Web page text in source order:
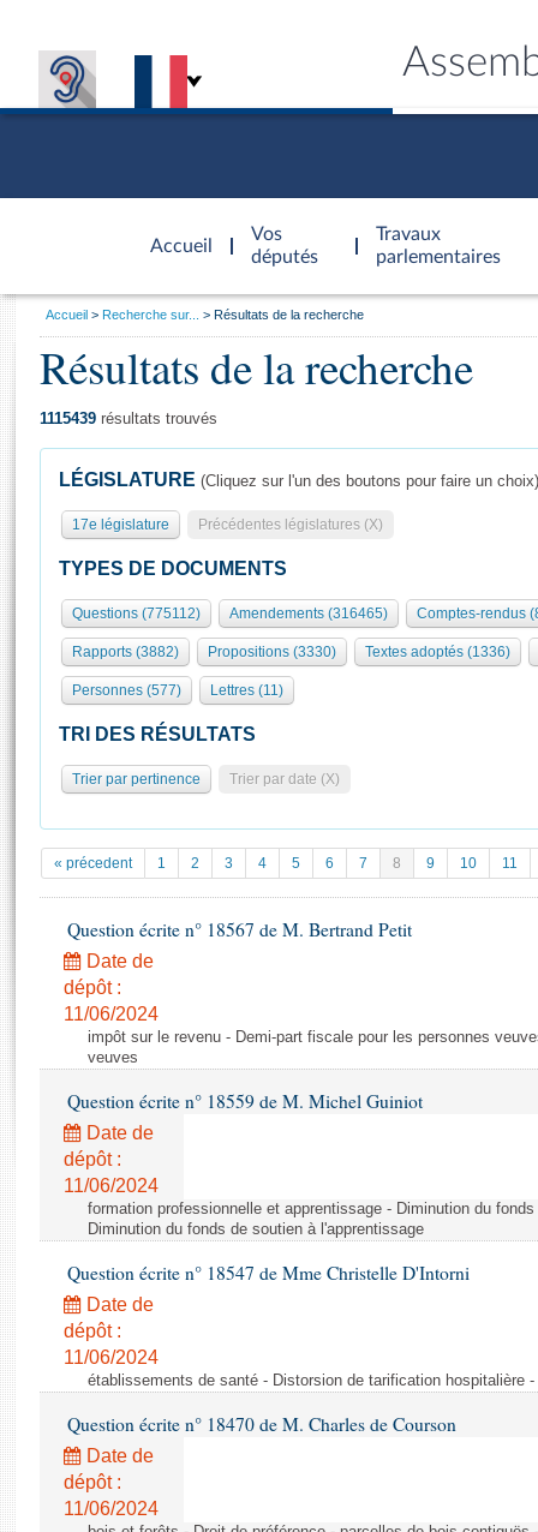
Accueil
d'accueil
Vos
députés
Travaux
parlementaires
Présidence
577 députés
Groupes politiques
Élections législatives
Séance publique
Commissions et autres organes
Europe et International
Contrôle et évaluation
Congrès
Pétitions
Documents parlementaires
Propositions de loi
Amendements
Textes adoptés
Rapports d'information
Rapports législatifs
Rapports sur l'application des lois
Baromètre de l’application des lois
Dossiers législatifs
Budget et sécurité sociale
Questions écrites et orales
Comptes rendus des débats
Général
Rôle et pouvoirs de l'Assemblée
Organisation de l'Assemblée
Présidence Conférence des Présidents Bureau Collège des
Statistiques et chiffres clés
Transparence et déontologie
Histoire
Juniors
Anciennes législatures
Liens vers les sites publics
Visiter l'Assemblée
Visite virtuelle du palais Bourbon
Assister à une séance
Accès des chercheurs à l’Assemblée
Les évènements
Les archives
Photos libres de droit
Vous
Accueil Recherche sur... Résultats de la recherche
Résultats de la recherche
1115439 résultats trouvés
LÉGISLATURE (Cliquez sur l'un des boutons pour faire un choix)
17e législature Précédentes législatures (X)
TYPES DE DOCUMENTS
Questions (775112) Amendements (316465) Comptes-rendus
Rapports (3882) Propositions (3330) Textes adoptés (1336)
Personnes (577) Lettres (11)
TRI DES RÉSULTATS
Trier par pertinence Trier par date (X)
« précedent 1 2 3 4 5 6 7 8 9 10 11
Question écrite n° 18567 de M. Bertrand Petit
Date de
dépôt :
11/06/2024
impôt sur le revenu - Demi-part fiscale pour les personnes
veuves
Question écrite n° 18559 de M. Michel Guiniot
Date de
dépôt :
11/06/2024
formation professionnelle et apprentissage - Diminution du
Diminution du fonds de soutien à l'apprentissage
Question écrite n° 18547 de Mme Christelle D'Intorni
Date de
dépôt :
11/06/2024
établissements de santé - Distorsion de tarification hospitalière
Question écrite n° 18470 de M. Charles de Courson
Date de
dépôt :
11/06/2024